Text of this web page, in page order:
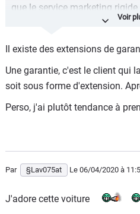
que le service marketing
aussi.... ) n'a toujours pas
si peu de temps, LA
Quoi de plus rassurant et
5 ou 7 ans, un turbo qui
etc sera pris en garantie sans
conneries aux début des
TCE, Espace 5 ) ainsi que
ans, les limiterons encore un
Il existe des extensions de
Une garantie, c'est le client qui
soit sous forme d'extension.
Perso, j'ai plutôt tendance à
Par §Lav075at Le 06/04/2020 à
J'adore cette voiture